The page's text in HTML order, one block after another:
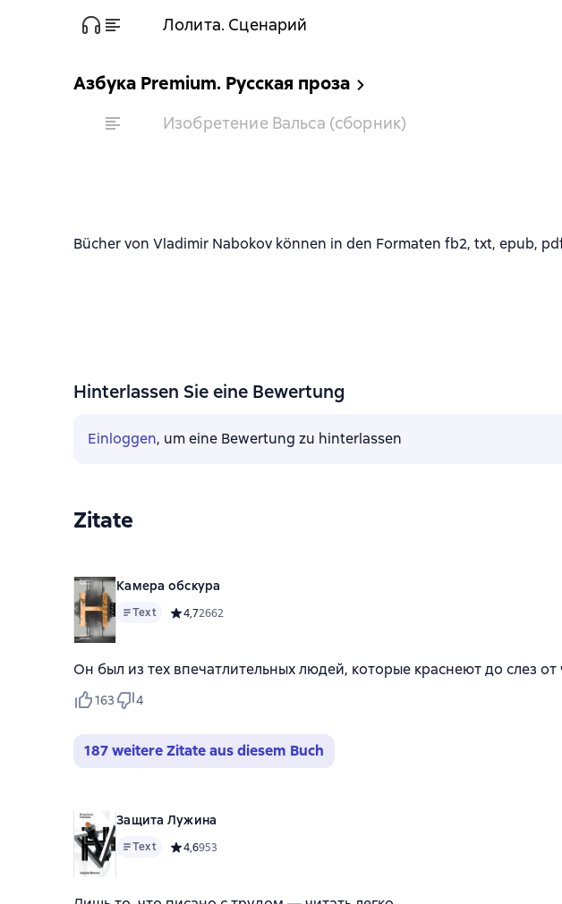
Лолита. Сценарий
Азбука Premium. Русская проза
Изобретение Вальса (сборник)
Bücher von Vladimir Nabokov können in den Formaten fb2, txt, epub,
Hinterlassen Sie eine Bewertung
Einloggen, um eine Bewertung zu hinterlassen
Zitate
Камера обскура
Text Средний рейтинг 4,7 на основе 2662 оценок
4,72662
Он был из тех впечатлительных людей, которые краснеют до слез
163 4
187 weitere Zitate aus diesem Buch
Защита Лужина
Text Средний рейтинг 4,6 на основе 953 оценок
4,6953